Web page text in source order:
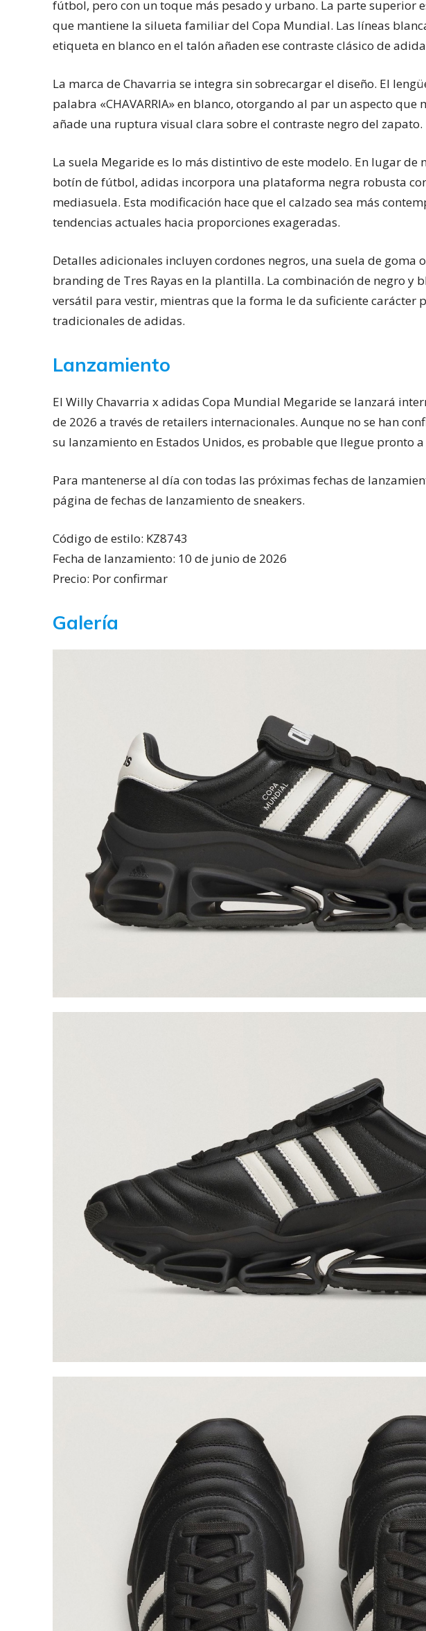
fútbol, pero con un toque más pesado y urbano. La parte superior
que mantiene la silueta familiar del Copa Mundial. Las líneas
etiqueta en blanco en el talón añaden ese contraste clásico de
La marca de Chavarria se integra sin sobrecargar el diseño. El
palabra «CHAVARRIA» en blanco, otorgando al par un aspecto que
añade una ruptura visual clara sobre el contraste negro del zapato.
La suela Megaride es lo más distintivo de este modelo. En lugar
botín de fútbol, adidas incorpora una plataforma negra robusta
mediasuela. Esta modificación hace que el calzado sea más
tendencias actuales hacia proporciones exageradas.
Detalles adicionales incluyen cordones negros, una suela de goma
branding de Tres Rayas en la plantilla. La combinación de negro y
versátil para vestir, mientras que la forma le da suficiente carácter
tradicionales de adidas.
Lanzamiento
El Willy Chavarria x adidas Copa Mundial Megaride se lanzará
de 2026 a través de retailers internacionales. Aunque no se han
su lanzamiento en Estados Unidos, es probable que llegue pronto a
Para mantenerse al día con todas las próximas fechas de
página de fechas de lanzamiento de sneakers.
Código de estilo: KZ8743
Fecha de lanzamiento: 10 de junio de 2026
Precio: Por confirmar
Galería